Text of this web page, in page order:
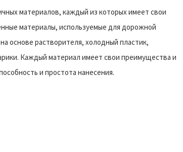
материалов, каждый из которых имеет свои
материалы, используемые для дорожной
основе растворителя, холодный пластик,
Каждый материал имеет свои преимущества и
и простота нанесения.